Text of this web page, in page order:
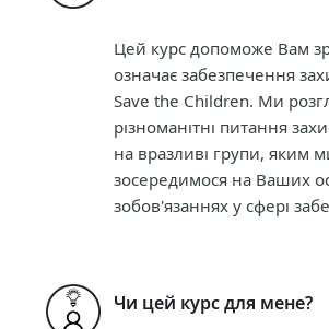
Цей курс допоможе Вам
означає забезпечення
Save the Children. Ми
різноманітні питання
на вразливі групи, яким
зосередимося на Ваших
зобов'язаннях у сфері
Чи цей курс для мене?